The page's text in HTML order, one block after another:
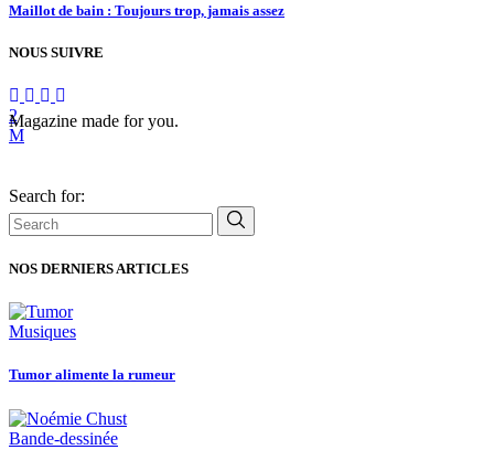
Maillot de bain : Toujours trop, jamais assez
NOUS SUIVRE
Magazine made for you.
Search for:
NOS DERNIERS ARTICLES
Musiques
Tumor alimente la rumeur
Bande-dessinée